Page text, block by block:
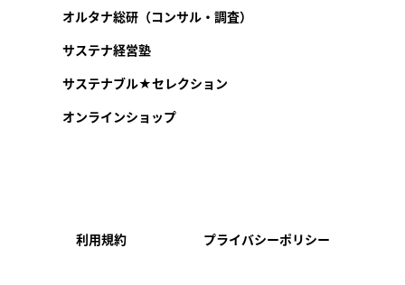
オルタナ総研（コンサル・調査）
サステナ経営塾
サステナブル★セレクション
オンラインショップ
利用規約 プライバシーポリシー